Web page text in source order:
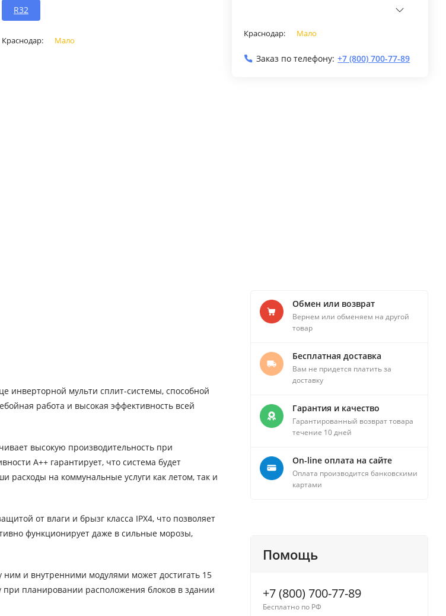
R32
Краснодар: Мало
Краснодар: Мало
Заказ по телефону: +7 (800) 700-77-89
инверторной мульти сплит-системы, способной
работа и высокая эффективность всей
высокую производительность при
A++ гарантирует, что система будет
расходы на коммунальные услуги как летом, так и
от влаги и брызг класса IPX4, что позволяет
функционирует даже в сильные морозы,
и внутренними модулями может достигать 15
планировании расположения блоков в здании
Обмен или возврат
Вернем или обменяем на другой
товар
Бесплатная доставка
Вам не придется платить за
доставку
Гарантия и качество
Гарантированный возврат товара
течение 10 дней
On-line оплата на сайте
Оплата производится банковскими
картами
Помощь
+7 (800) 700-77-89
Бесплатно по РФ